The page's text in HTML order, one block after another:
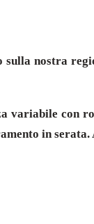
nostra
variabile
in